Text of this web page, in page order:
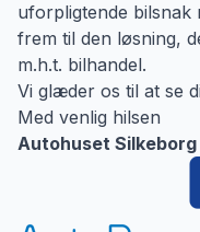
uforpligtende bilsnak
frem til den løsning,
m.h.t. bilhandel.
Vi glæder os til at se
Med venlig hilsen
Autohuset Silkeborg